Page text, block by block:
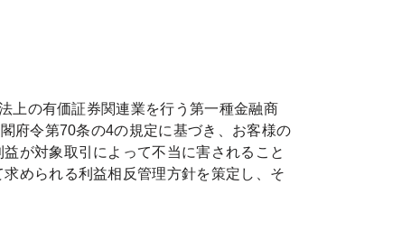
上の有価証券関連業を行う第一種金融商
府令第70条の4の規定に基づき、お客様の
が対象取引によって不当に害されること
められる利益相反管理方針を策定し、そ